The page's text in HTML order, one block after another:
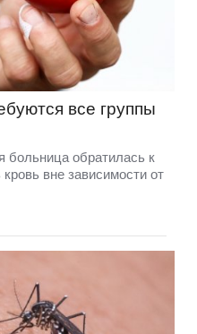
все группы
больница обратилась к
вне зависимости от